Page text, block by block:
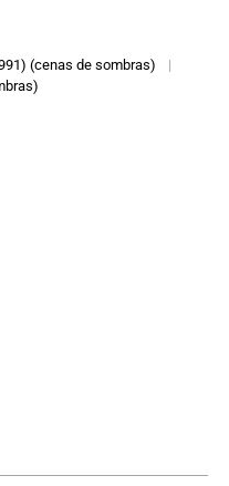
(cenas de sombras)
|